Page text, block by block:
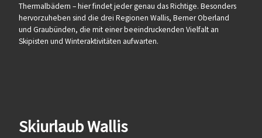
Thermalbädern – hier findet jeder genau das Richtige. Besonders
hervorzuheben sind die drei Regionen Wallis, Berner Oberland
und Graubünden, die mit einer beeindruckenden Vielfalt an
Skipisten und Winteraktivitäten aufwarten.
Skiurlaub Wallis